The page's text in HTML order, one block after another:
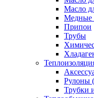
Масло
Медные
Припои
Трубы
Рулоны
Трубки